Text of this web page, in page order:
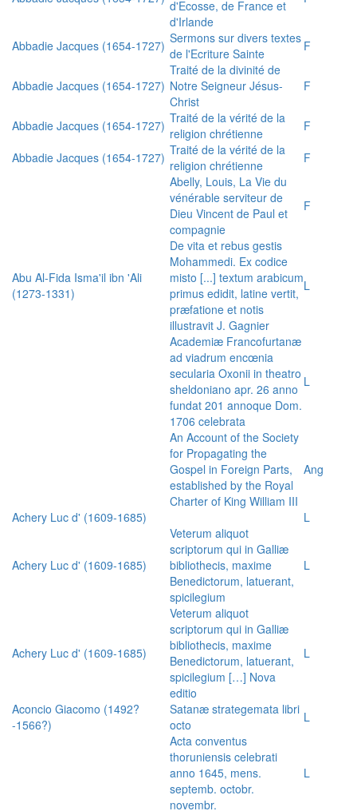
d'Ecosse, de France et
d'Irlande
Abbadie Jacques (1654-1727) Sermons sur divers textes
de l'Ecriture Sainte
F
Abbadie Jacques (1654-1727)
Traité de la divinité de
Notre Seigneur Jésus-
Christ
F
Abbadie Jacques (1654-1727) Traité de la vérité de la
religion chrétienne
F
Abbadie Jacques (1654-1727) Traité de la vérité de la
religion chrétienne
F
Abelly, Louis, La Vie du
vénérable serviteur de
Dieu Vincent de Paul et
compagnie
F
Abu Al-Fida Isma'il ibn 'Ali
(1273-1331)
De vita et rebus gestis
Mohammedi. Ex codice
misto [...] textum arabicum
primus edidit, latine vertit,
præfatione et notis
illustravit J. Gagnier
L
Academiæ Francofurtanæ
ad viadrum encœnia
secularia Oxonii in theatro
sheldoniano apr. 26 anno
fundat 201 annoque Dom.
1706 celebrata
L
An Account of the Society
for Propagating the
Gospel in Foreign Parts,
established by the Royal
Charter of King William III
Ang
Achery Luc d' (1609-1685) L
Achery Luc d' (1609-1685)
Veterum aliquot
scriptorum qui in Galliæ
bibliothecis, maxime
Benedictorum, latuerant,
spicilegium
L
Achery Luc d' (1609-1685)
Veterum aliquot
scriptorum qui in Galliæ
bibliothecis, maxime
Benedictorum, latuerant,
spicilegium […] Nova
editio
L
Aconcio Giacomo (1492?
-1566?)
Satanæ strategemata libri
octo
L
Acta conventus
thoruniensis celebrati
anno 1645, mens.
septemb. octobr.
novembr.
L